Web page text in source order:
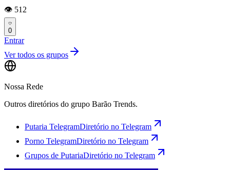
👁️ 512
0
Entrar
Ver todos os grupos
Nossa Rede
Outros diretórios do grupo Barão Trends.
Putaria TelegramDiretório no Telegram
Porno TelegramDiretório no Telegram
Grupos de PutariaDiretório no Telegram